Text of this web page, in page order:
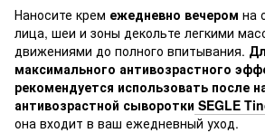
Наносите крем ежедневно вечером на
лица, шеи и зоны декольте легкими
движениями до полного впитывания.
максимального антивозрастного
рекомендуется использовать после
антивозрастной сыворотки SEGLE
она входит в ваш ежедневный уход.